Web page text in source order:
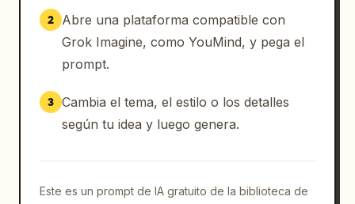
2
Abre una plataforma compatible con
Grok Imagine, como YouMind, y pega el
prompt.
3 Cambia el tema, el estilo o los detalles
según tu idea y luego genera.
Este es un prompt de IA gratuito de la biblioteca de